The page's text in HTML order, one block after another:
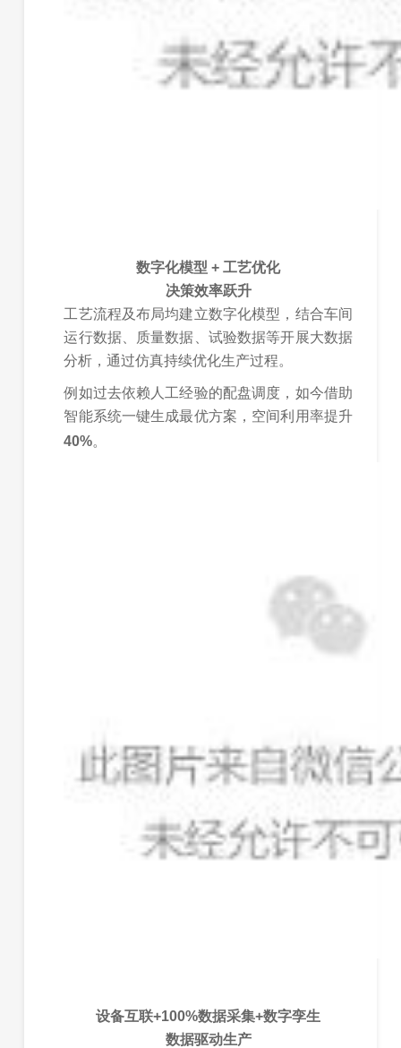
数字化模型 + 工艺优化
决策效率跃升
工艺流程及布局均建立数字化模型，结合车间
运行数据、质量数据、试验数据等开展大数据
分析，通过仿真持续优化生产过程。
例如过去依赖人工经验的配盘调度，如今借助
智能系统一键生成最优方案，空间利用率提升
40%。
设备互联+100%数据采集+数字孪生
数据驱动生产